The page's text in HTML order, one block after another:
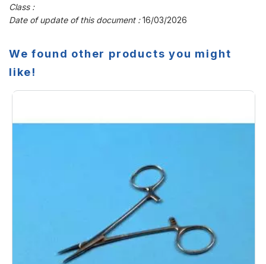
Class :
Date of update of this document :16/03/2026
We found other products you might
like!